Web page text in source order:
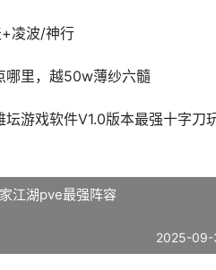
凌波/神行
哪里，越50w薄纱六髓
游戏软件V1.0版本最强十字刀
江湖pve最强阵容
2025-09-